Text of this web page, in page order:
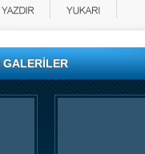
GALERİLER